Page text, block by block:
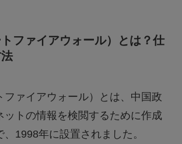
ファイアウォール）とは？仕
ファイアウォール）とは、中国政
ットの情報を検閲するために作成
、1998年に設置されました。